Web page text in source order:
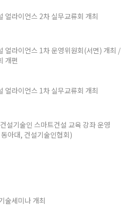
얼라이언스 2차 실무교류회 개최
얼라이언스 1차 운영위원회(서면) 개최 /
개편
얼라이언스 1차 실무교류회 개최
설기술인 스마트건설 교육 강좌 운영
아대, 건설기술인협회)
술세미나 개최